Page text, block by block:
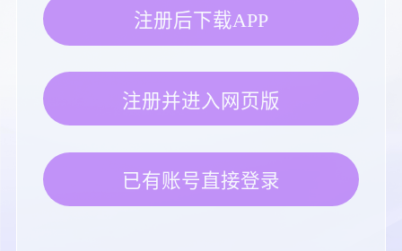
注册后下载APP
注册并进入网页版
已有账号直接登录